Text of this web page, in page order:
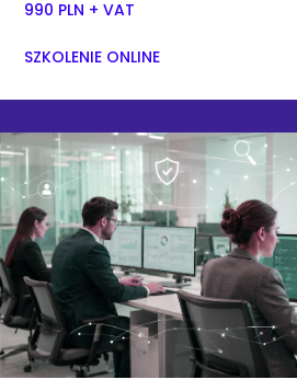
990 PLN + VAT
SZKOLENIE ONLINE